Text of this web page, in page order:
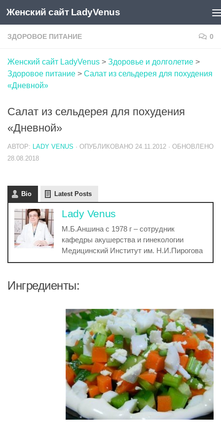
Skip to content
Женский сайт LadyVenus
ЗДОРОВОЕ ПИТАНИЕ 0
Женский сайт LadyVenus > Здоровье и долголетие >
Здоровое питание > Салат из сельдерея для похудения
«Дневной»
Салат из сельдерея для похудения
«Дневной»
АВТОР: LADY VENUS · ОПУБЛИКОВАНО 24.11.2012 · ОБНОВЛЕНО
28.08.2018
Bio Latest Posts
Lady Venus
М.Б.Аншина с 1978 г – сотрудник
кафедры акушерства и гинекологии
Медицинский Институт им. Н.И.Пирогова
Ингредиенты: